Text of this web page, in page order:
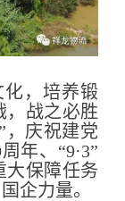
，培养锻
，战之必胜
，庆祝建党
年、“9·3”
大保障任务
企力量。